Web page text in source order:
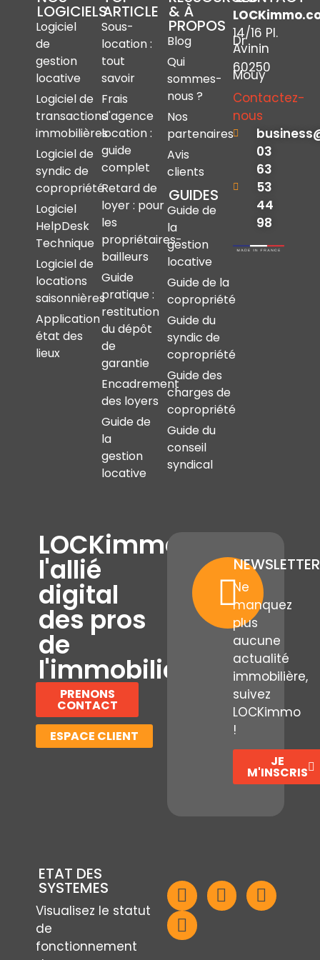
LOGICIELS
Logiciel
de
gestion
locative
Logiciel de
transactions
immobilières
Logiciel de
syndic de
copropriété
Logiciel
HelpDesk
Technique
Logiciel de
locations
saisonnières
Application
état des
lieux
ARTICLE
Sous-
location :
tout
savoir
Frais
d'agence
location :
guide
complet
Retard de
loyer : pour
les
propriétaires-
bailleurs
Guide
pratique :
restitution
du dépôt
de
garantie
Encadrement
des loyers
Guide de
la
gestion
locative
& À
PROPOS
Blog
Qui
sommes-
nous ?
Nos
partenaires
Avis
clients
GUIDES
Guide de
la
gestion
locative
Guide de la
copropriété
Guide du
syndic de
copropriété
Guide des
charges de
copropriété
Guide du
conseil
syndical
14/16 Pl.
Dr
Avinin
60250
Mouy
Contactez-
nous
03
63
53
44
98
LOCKimmo,
l'allié
digital
des pros
de
l'immobilier
PRENONS
CONTACT
ESPACE CLIENT
NEWSLETTER
Ne
manquez
plus
aucune
actualité
immobilière,
suivez
LOCKimmo
!
JE
M'INSCRIS
ETAT DES
SYSTEMES
Visualisez le statut
de
fonctionnement